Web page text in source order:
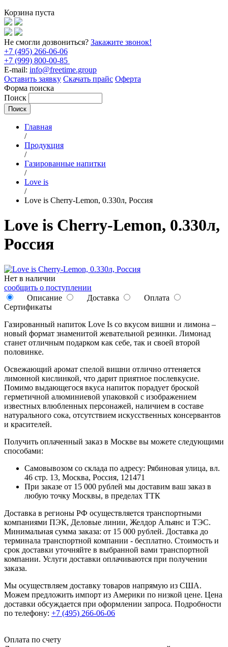
Корзина пуста
Не смогли дозвониться? Закажите звонок!
+7 (495) 266-06-06
+7 (999) 800-00-85
E-mail: info@freetime.group
Оставить заявку Скачать прайс Оферта
Форма поиска
Поиск
Главная
/
Продукция
/
Газированные напитки
/
Love is
/
Love is Cherry-Lemon, 0.330л, Россия
Love is Cherry-Lemon, 0.330л,
Россия
Нет в наличии
сообщить о поступлении
Описание
Доставка
Оплата
Сертификаты
Газированный напиток Love Is со вкусом вишни и лимона –
новый формат знаменитой жевательной резинки. Лимонад
станет отличным подарком как себе, так и своей второй
половинке.
Освежающий аромат спелой вишни отлично оттеняется
лимонной кислинкой, что дарит приятное послевкусие.
Помимо выдающегося вкуса напиток порадует броской
герметичной алюминиевой упаковкой с изображением
известных влюбленных персонажей, наличием в составе
натурального сока, отсутствием искусственных консервантов
и красителей.
Получить оплаченный заказ в Москве вы можете следующими
способами:
Самовывозом со склада по адресу: Рябиновая улица, вл.
46 стр. 13, Москва, Россия, 121471
При заказе от 15 000 рублей мы доставим ваш заказ в
любую точку Москвы, в пределах ТТК
Доставка в регионы РФ осуществляется транспортными
компаниями ПЭК, Деловые линии, Желдор Альянс и ТЭС.
Минимальная сумма заказа: от 15 000 рублей. Доставка до
терминала транспортной компании - бесплатно. Стоимость и
срок доставки уточняйте в выбранной вами транспортной
компании. Услуги доставки оплачиваются при получении
заказа.
Мы осуществляем доставку товаров напрямую из США.
Можем предложить импорт из Америки по низкой цене. Цена
доставки обсуждается при оформлении запроса. Подробности
по телефону: +7 (495) 266-06-06
Оплата по счету